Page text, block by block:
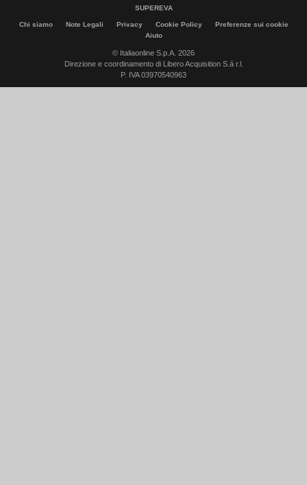
SUPEREVA
Chi siamo Note Legali Privacy Cookie Policy
Preferenze sui cookie
Aiuto
© Italiaonline S.p.A. 2026
Direzione e coordinamento di Libero Acquisition S.á r.l.
P. IVA 03970540963